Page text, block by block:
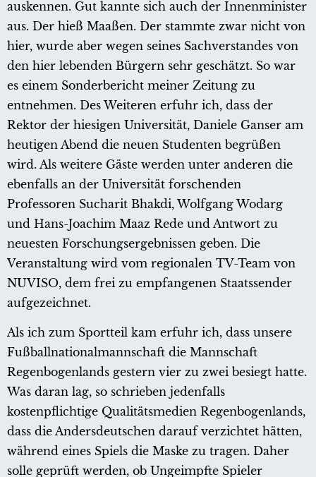
auskennen. Gut kannte sich auch der Innenminister
aus. Der hieß Maaßen. Der stammte zwar nicht von
hier, wurde aber wegen seines Sachverstandes von
den hier lebenden Bürgern sehr geschätzt. So war
es einem Sonderbericht meiner Zeitung zu
entnehmen. Des Weiteren erfuhr ich, dass der
Rektor der hiesigen Universität, Daniele Ganser am
heutigen Abend die neuen Studenten begrüßen
wird. Als weitere Gäste werden unter anderen die
ebenfalls an der Universität forschenden
Professoren Sucharit Bhakdi, Wolfgang Wodarg
und Hans-Joachim Maaz Rede und Antwort zu
neuesten Forschungsergebnissen geben. Die
Veranstaltung wird vom regionalen TV-Team von
NUVISO, dem frei zu empfangenen Staatssender
aufgezeichnet.
Als ich zum Sportteil kam erfuhr ich, dass unsere
Fußballnationalmannschaft die Mannschaft
Regenbogenlands gestern vier zu zwei besiegt hatte.
Was daran lag, so schrieben jedenfalls
kostenpflichtige Qualitätsmedien Regenbogenlands,
dass die Andersdeutschen darauf verzichtet hätten,
während eines Spiels die Maske zu tragen. Daher
solle geprüft werden, ob Ungeimpfte Spieler